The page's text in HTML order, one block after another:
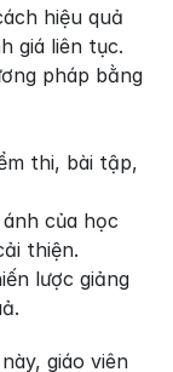
hiệu quả
giá liên tục.
pháp bằng
thi, bài tập,
của học
thiện.
lược giảng
giáo viên